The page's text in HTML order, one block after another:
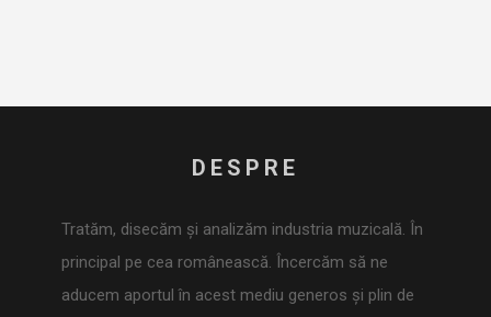
DESPRE
Tratăm, disecăm și analizăm industria muzicală. În
principal pe cea românească. Încercăm să ne
aducem aportul în acest mediu generos și plin de